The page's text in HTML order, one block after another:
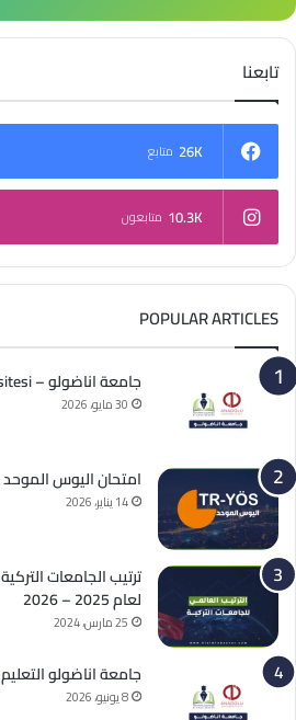
تابعنا
26K متابع
10.3K متابعون
POPULAR ARTICLES
جامعة اناضولو – Anadolu Üniversitesi
30 مايو، 2026
امتحان اليوس الموحد 2026 – TRYÖS
14 يناير، 2026
ترتيب الجامعات
لعام 2025 – 2026
25 مارس، 2024
جامعة اناضولو
8 يونيو، 2026